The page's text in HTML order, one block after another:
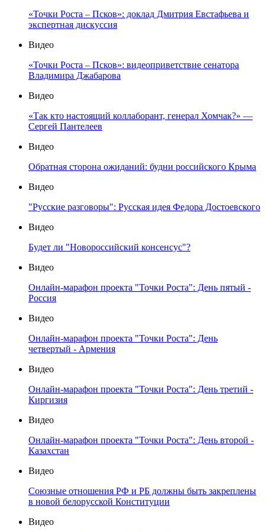
«Точки Роста – Псков»: доклад Дмитрия Евстафьева и
экспертная дискуссия
Видео
«Точки Роста – Псков»: видеоприветствие сенатора
Владимира Джабарова
Видео
«Так кто настоящий коллаборант, генерал Хомчак?» —
Сергей Пантелеев
Видео
Обратная сторона ожиданий: будни российского Крыма
Видео
"Русские разговоры": Русская идея Федора Достоевского
Видео
Будет ли "Новороссийский консенсус"?
Видео
Онлайн-марафон проекта "Точки Роста": День пятый -
Россия
Видео
Онлайн-марафон проекта "Точки Роста": День
четвертый - Армения
Видео
Онлайн-марафон проекта "Точки Роста": День третий -
Киргизия
Видео
Онлайн-марафон проекта "Точки Роста": День второй -
Казахстан
Видео
Союзные отношения РФ и РБ должны быть закреплены
в новой белорусской Конституции
Видео